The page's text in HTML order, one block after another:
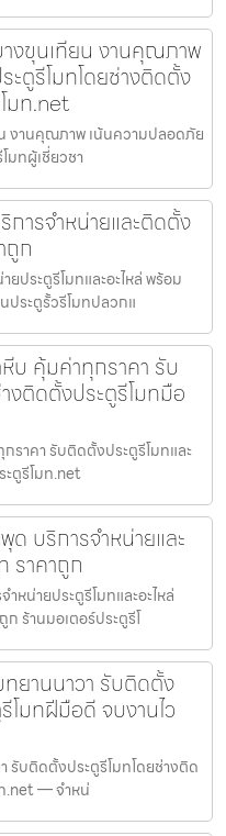
างขุนเทียน งานคุณภาพ
ตูรีโมทโดยช่างติดตั้ง
มท.net
งานคุณภาพ เน้นความปลอดภัย
มทผู้เชี่ยวชา
การจำหน่ายและติดตั้ง
ถูก
ประตูรีโมทและอะไหล่ พร้อม
ประตูรั้วรีโมทปลวกแ
บ คุ้มค่าทุกราคา รับ
งติดตั้งประตูรีโมทมือ
ราคา รับติดตั้งประตูรีโมทและ
ตูรีโมท.net
ด บริการจำหน่ายและ
ราคาถูก
หน่ายประตูรีโมทและอะไหล่
ร้านมอเตอร์ประตูรีโ
ยานนาวา รับติดตั้ง
โมทฝีมือดี จบงานไว
รับติดตั้งประตูรีโมทโดยช่างติด
.net — จำหน่